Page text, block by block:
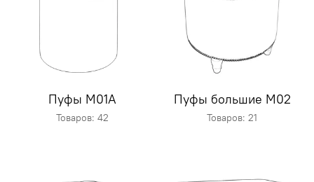
Пуфы M01A
Товаров: 42
Пуфы большие M02
Товаров: 21